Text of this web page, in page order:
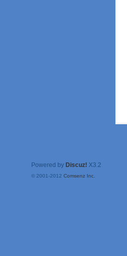
Powered by Discuz! X3.2
© 2001-2012 Comsenz Inc.